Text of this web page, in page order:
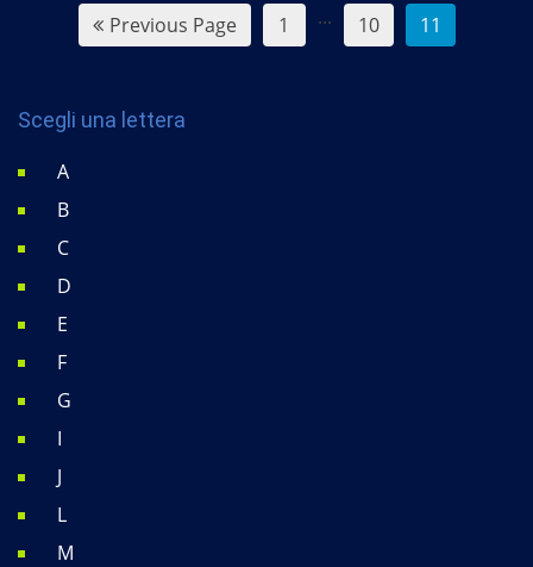
Previous Page 1 ... 10 11
Scegli una lettera
A
B
C
D
E
F
G
I
J
L
M